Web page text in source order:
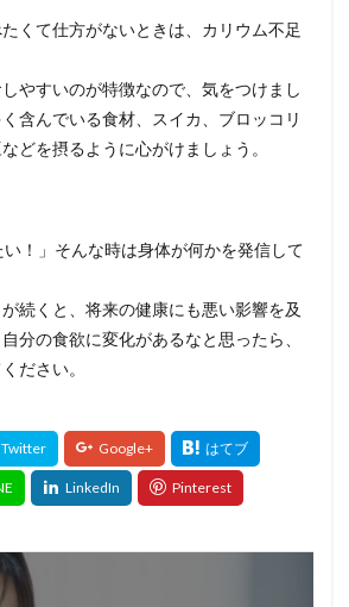
くて仕方がないときは、カリウム不足
やすいのが特徴なので、気をつけまし
含んでいる食材、スイカ、ブロッコリ
どを摂るように心がけましょう。
い！」そんな時は身体が何かを発信して
続くと、将来の健康にも悪い影響を及
分の食欲に変化があるなと思ったら、
ださい。